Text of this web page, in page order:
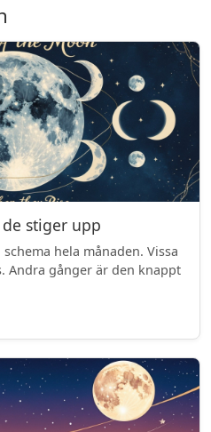
stiger upp
hela månaden. Vissa
Andra gånger är den knappt